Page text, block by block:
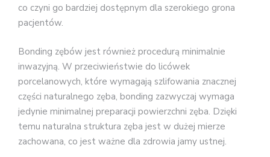
co czyni go bardziej dostępnym dla szerokiego grona
pacjentów.
Bonding zębów jest również procedurą minimalnie
inwazyjną. W przeciwieństwie do licówek
porcelanowych, które wymagają szlifowania znacznej
części naturalnego zęba, bonding zazwyczaj wymaga
jedynie minimalnej preparacji powierzchni zęba. Dzięki
temu naturalna struktura zęba jest w dużej mierze
zachowana, co jest ważne dla zdrowia jamy ustnej.